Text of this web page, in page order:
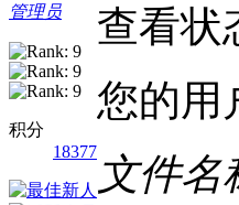
管理员
积分
18377
查看状
您的用
文件名